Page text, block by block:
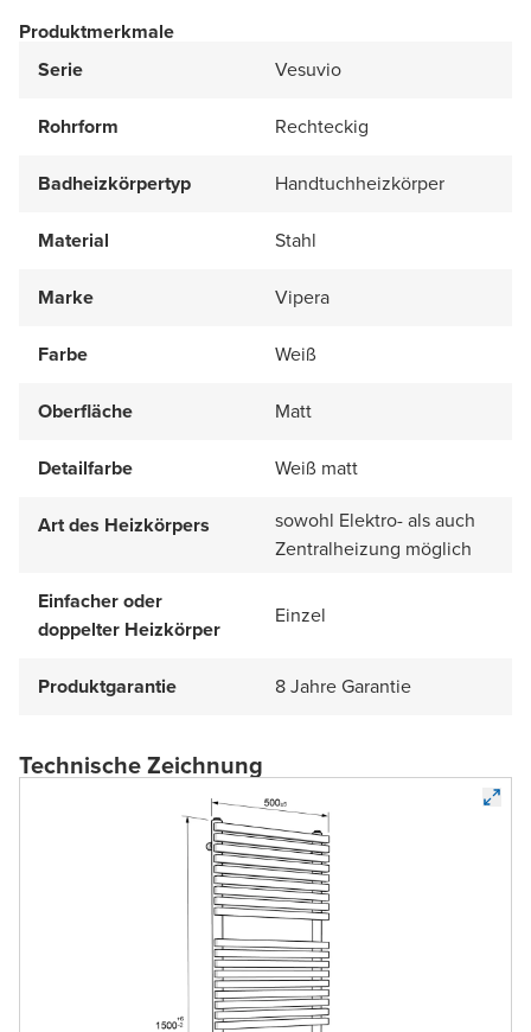
Produktmerkmale
Serie
Vesuvio
Rohrform Rechteckig
Badheizkörpertyp Handtuchheizkörper
Material Stahl
Marke Vipera
Farbe Weiß
Oberfläche Matt
Detailfarbe Weiß matt
Art des Heizkörpers
sowohl Elektro- als auch
Zentralheizung möglich
Einfacher oder
doppelter Heizkörper
Einzel
Produktgarantie 8 Jahre Garantie
Technische Zeichnung